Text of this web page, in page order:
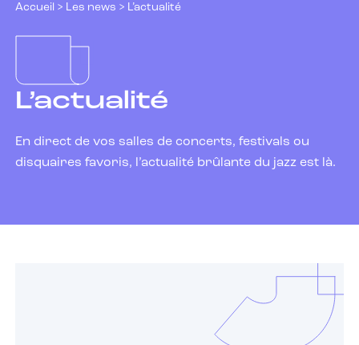
Accueil > Les news > L’actualité
L’actualité
En direct de vos salles de concerts, festivals ou
disquaires favoris, l’actualité brûlante du jazz est là.